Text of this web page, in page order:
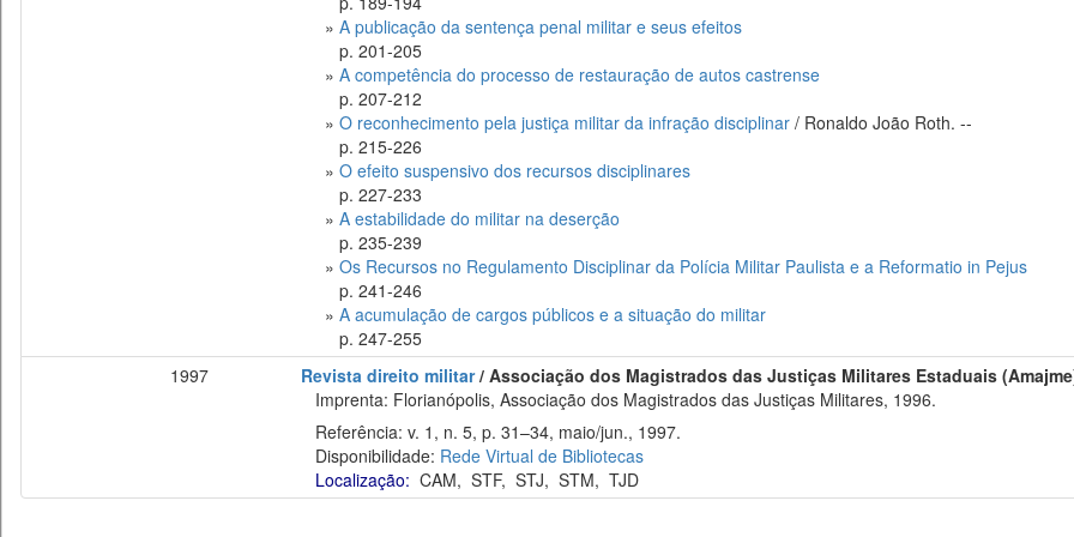
» A publicação da sentença penal militar e seus efeitos
p. 201-205
» A competência do processo de restauração de autos castrense
p. 207-212
» O reconhecimento pela justiça militar da infração disciplinar / Ronaldo João Roth. --
p. 215-226
» O efeito suspensivo dos recursos disciplinares
p. 227-233
» A estabilidade do militar na deserção
p. 235-239
» Os Recursos no Regulamento Disciplinar da Polícia Militar Paulista e a Reformatio in Pejus
p. 241-246
» A acumulação de cargos públicos e a situação do militar
p. 247-255
1997
Revista direito militar/ Associação dos Magistrados das Justiças Militares Estaduais
Imprenta: Florianópolis, Associação dos Magistrados das Justiças Militares, 1996.
Referência: v. 1, n. 5, p. 31–34, maio/jun., 1997.
Disponibilidade: Rede Virtual de Bibliotecas
Localização: CAM, STF, STJ, STM, TJD